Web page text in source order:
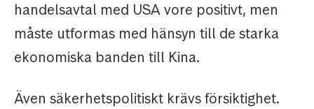
handelsavtal med USA vore positivt, men
måste utformas med hänsyn till de starka
ekonomiska banden till Kina.
Även säkerhetspolitiskt krävs försiktighet.